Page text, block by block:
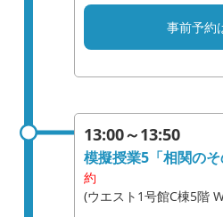
事前予約
13:00～13:50
模擬授業5「相関のそ
約
(ウエスト1号館C棟5階